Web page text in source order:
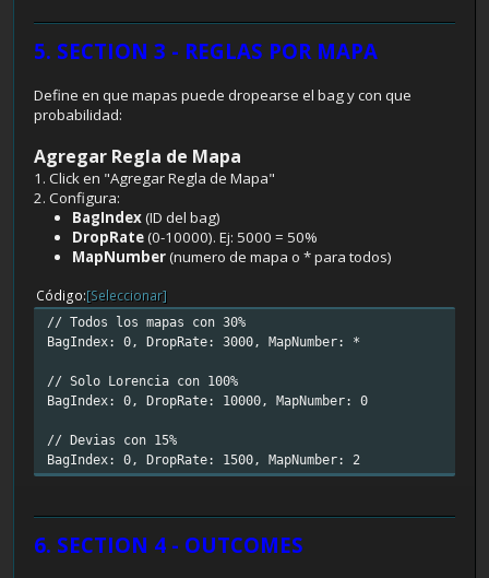
5. SECTION 3 - REGLAS POR MAPA
Define en que mapas puede dropearse el bag y con que
probabilidad:
Agregar Regla de Mapa
1. Click en "Agregar Regla de Mapa"
2. Configura:
BagIndex(ID del bag)
DropRate(0-10000). Ej: 5000 = 50%
MapNumber(numero de mapa o * para todos)
Código [Seleccionar]
// Todos los mapas con 30%
BagIndex: 0, DropRate: 3000, MapNumber: *
// Solo Lorencia con 100%
BagIndex: 0, DropRate: 10000, MapNumber: 0
// Devias con 15%
BagIndex: 0, DropRate: 1500, MapNumber: 2
6. SECTION 4 - OUTCOMES